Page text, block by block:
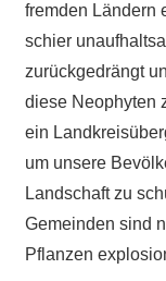
fremden Ländern
schier
zurückgedrängt
diese Neophyten
ein
um unsere
Landschaft zu
Gemeinden sind
Pflanzen